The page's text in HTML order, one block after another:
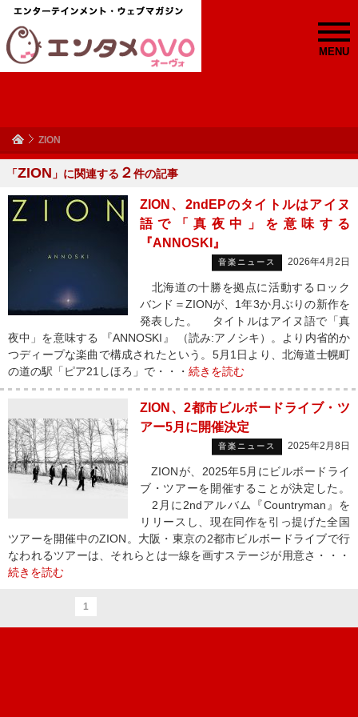
MENU
ZION
「ZION 」に関連する ２件の記事
ZION、2ndEPのタイトルはアイヌ
語で「真夜中」を意味する
『ANNOSKI』
音楽ニュース 2026年4月2日
北海道の十勝を拠点に活動するロック
バンド＝ZIONが、1年3か月ぶりの新作を
発表した。 タイトルはアイヌ語で「真
夜中」を意味する 『ANNOSKI』 （読み:アノシキ）。より内省的か
つディープな楽曲で構成されたという。5月1日より、北海道士幌町
の道の駅「ピア21しほろ」で・・・ 続きを読む
ZION、2都市ビルボードライブ・ツ
アー5月に開催決定
音楽ニュース 2025年2月8日
ZIONが、2025年5月にビルボードライ
ブ・ツアーを開催することが決定した。
2月に2ndアルバム『Countryman』を
リリースし、現在同作を引っ提げた全国
ツアーを開催中のZION。大阪・東京の2都市ビルボードライブで行
なわれるツアーは、それらとは一線を画すステージが用意さ・・・
続きを読む
1